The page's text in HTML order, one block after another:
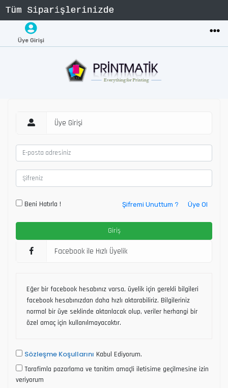
Üye Girişi
Üye Girişi
Beni Hatırla ! Üye Ol
Şifremi Unuttum ?
Facebook ile Hızlı Üyelik
Eğer bir facebook hesabınız varsa, üyelik için gerekli bilgileri
facebook hesabınızdan daha hızlı aktarabiliriz. Bilgileriniz
normal bir üye seklinde aktarılacak olup, veriler herhangi bir
özel amaç için kullanılmayacaktır.
Sözleşme Koşullarını Kabul Ediyorum.
Tarafimla pazarlama ve tanitim amaçli iletisime geçilmesine izin
veriyorum